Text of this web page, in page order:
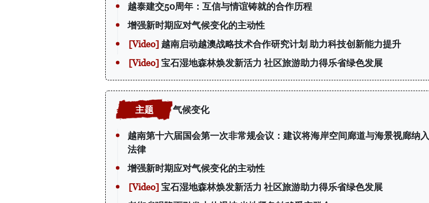
越泰建交50周年：互信与情谊铸就的合作历程
增强新时期应对气候变化的主动性
越南启动越澳战略技术合作研究计划 助力科技创新能力提升
宝石湿地森林焕发新活力 社区旅游助力得乐省绿色发展
气候变化
越南第十六届国会第一次非常规会议：建议将海岸空间廊道与海景视廊纳入
法律
增强新时期应对气候变化的主动性
宝石湿地森林焕发新活力 社区旅游助力得乐省绿色发展